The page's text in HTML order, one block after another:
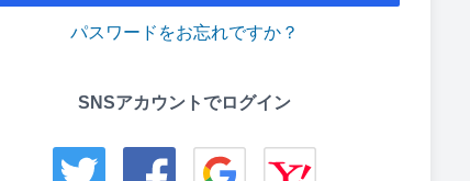
パスワードをお忘れですか？
SNSアカウントでログイン